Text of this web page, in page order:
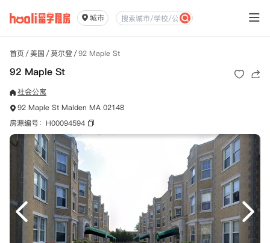
城市
首页/美国 /莫尔登/92 Maple St
92 Maple St
社会公寓
92 Maple St Malden MA 02148
房源编号：H00094594